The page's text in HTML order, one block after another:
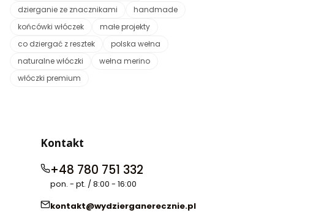
dzierganie ze znacznikami
handmade
końcówki włóczek
małe projekty
co dziergać z resztek
polska wełna
naturalne włóczki
wełna merino
włóczki premium
Kontakt
+48 780 751 332
pon. - pt. / 8:00 - 16:00
kontakt@wydzierganerecznie.pl